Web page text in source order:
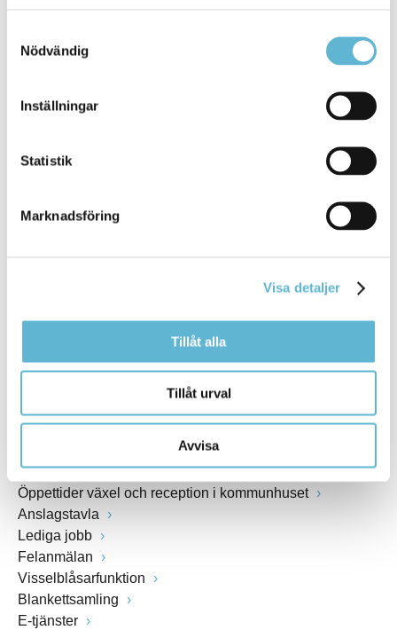
Nödvändig
Inställningar
Statistik
Marknadsföring
Visa detaljer
Tillåt alla
Tillåt urval
Avvisa
KONTAKT
Besöksadress
Box 18, 295 21 Bromölla
Fax: 0456-82 22 00
Öppettider växel och reception i kommunhuset
Anslagstavla
Lediga jobb
Felanmälan
Visselblåsarfunktion
Blankettsamling
E-tjänster